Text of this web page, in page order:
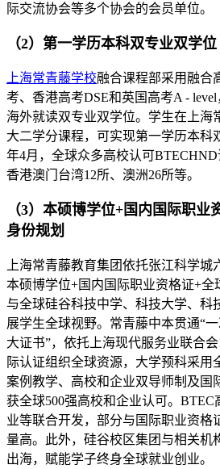
际交流协会等多个协会的会员单位。
（2）第一学历本科双专业双学位
上海常青藤学校融合课程部采用融合
考、香港高考DSE和英国高考A -
海外就读双专业双学位。学生在上海
大二学分课程，可实现第一学历本科
年4月，全球众多高校认可BTECHND
香港澳门台湾12所、澳洲26所等。
（3）本硕博学位+国内国际职业
身份规划
上海常青藤教育集团依托张江科学城
本硕博学位+国内国际职业资格证+全
与全球硅谷科技中学、科技大学、科
展学生全球视野。常青藤中本贯通“
大证书”，依托上海现代服务业联合
际认证组织全球资源，大学预科采用
案例教学、高校和企业双导师制及国
获全球500强高校和企业认可。BTEC
业等联合开发，部分与国际职业资格
量高。此外，硅谷校区集团与相关机
出海，赋能学子终身全球就业创业。